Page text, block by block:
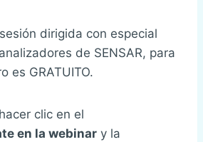
dirigida con especial
de SENSAR, para
es GRATUITO.
clic en el
en la webinar y la